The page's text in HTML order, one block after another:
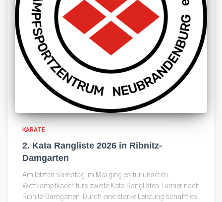
KARATE
2. Kata Rangliste 2026 in Ribnitz-
Damgarten
Am letzten Samstag im Mai ging es für unseren
Wettkampfkader fürs zweite Kata Ranglisten Turnier nach
Ribnitz-Damgarten. Durch eine starke Leistung schafft es